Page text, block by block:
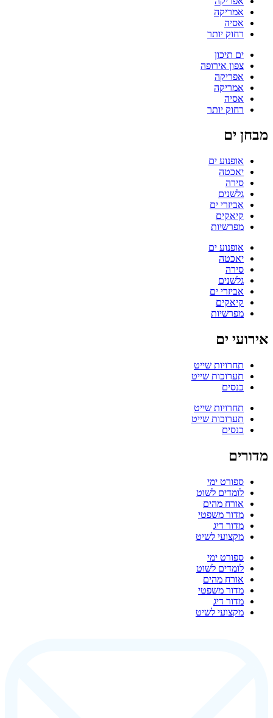
אמריקה
אסיה
רחוק יותר
ים תיכון
צפון אירופה
אפריקה
אמריקה
אסיה
רחוק יותר
מבחן ים
אופנוע ים
יאכטה
סירה
גלשנים
אביזרי ים
קיאקים
מפרשיות
אופנוע ים
יאכטה
סירה
גלשנים
אביזרי ים
קיאקים
מפרשיות
אירועי ים
תחרויות שייט
תערוכות שייט
כנסים
תחרויות שייט
תערוכות שייט
כנסים
מדורים
ספורט ימי
לומדים לשוט
אורח מהים
מדור משפטי
מדור דיג
מקצועי לשיט
ספורט ימי
לומדים לשוט
אורח מהים
מדור משפטי
מדור דיג
מקצועי לשיט